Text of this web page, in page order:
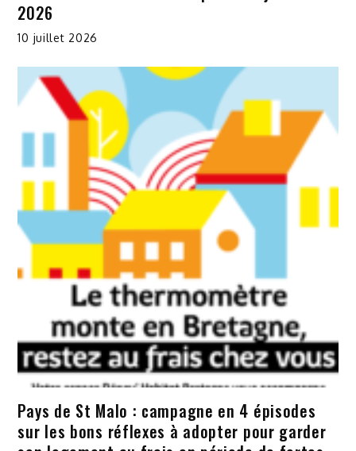
2026
10 juillet 2026
Pays de St Malo : campagne en 4 épisodes
sur les bons réflexes à adopter pour garder